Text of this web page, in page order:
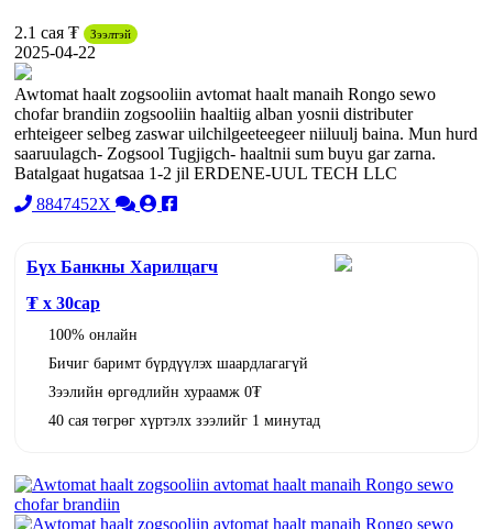
2.1 сая ₮ Зээлтэй
2025-04-22
Awtomat haalt zogsooliin avtomat haalt manaih Rongo sewo
chofar brandiin zogsooliin haaltiig alban yosnii distributer
erhteigeer selbeg zaswar uilchilgeeteegeer niiluulj baina. Mun hurd
saaruulagch- Zogsool Tugjigch- haaltnii sum buyu gar zarna.
Batalgaat hugatsaa 1-2 jil ERDENE-UUL TECH LLC
8847452X
Бүх Банкны Харилцагч
₮ x 30сар
100% онлайн
Бичиг баримт бүрдүүлэх шаардлагагүй
Зээлийн өргөдлийн хураамж 0₮
40 сая төгрөг хүртэлх зээлийг 1 минутад